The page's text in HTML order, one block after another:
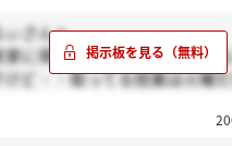
ぃさんへ
家に帰ります☆学校は22日か
ど・・取ってる授業は火曜だ
職面接会は最後のチャンスだ